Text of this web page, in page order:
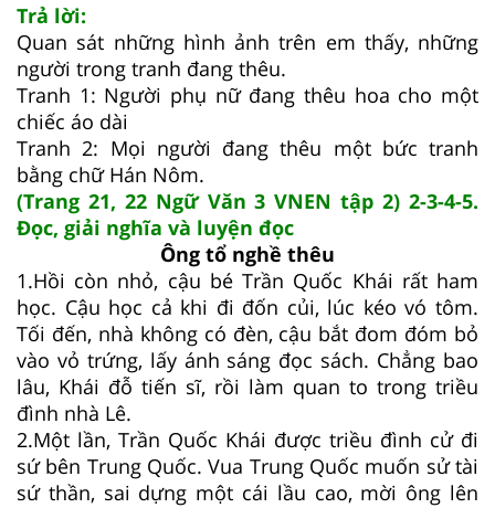
Trả lời:
Quan sát những hình ảnh trên em thấy, những
người trong tranh đang thêu.
Tranh 1: Người phụ nữ đang thêu hoa cho một
chiếc áo dài
Tranh 2: Mọi người đang thêu một bức tranh
bằng chữ Hán Nôm.
(Trang 21, 22 Ngữ Văn 3 VNEN tập 2) 2-3-4-5.
Đọc, giải nghĩa và luyện đọc
Ông tổ nghề thêu
1.Hồi còn nhỏ, cậu bé Trần Quốc Khái rất ham
học. Cậu học cả khi đi đốn củi, lúc kéo vó tôm.
Tối đến, nhà không có đèn, cậu bắt đom đóm bỏ
vào vỏ trứng, lấy ánh sáng đọc sách. Chẳng bao
lâu, Khái đỗ tiến sĩ, rồi làm quan to trong triều
đình nhà Lê.
2.Một lần, Trần Quốc Khái được triều đình cử đi
sứ bên Trung Quốc. Vua Trung Quốc muốn sử tài
sứ thần, sai dựng một cái lầu cao, mời ông lên